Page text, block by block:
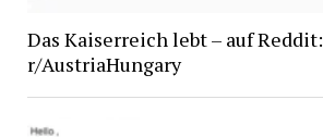
Das Kaiserreich lebt – auf Reddit:
r/AustriaHungary